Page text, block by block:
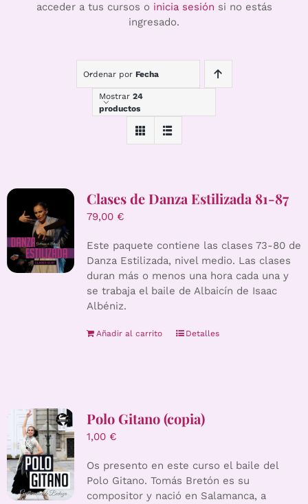
acceder a tus cursos o inicia sesión si no estás
ingresado.
Ordenar por Fecha
Mostrar 24
productos
Clases de Danza Estilizada 81-87
79,00 €
Este paquete contiene las clases 73-80 de
Danza Estilizada, nivel medio. Las clases
duran más o menos una hora cada una y
se trabaja el baile de Albaicín de Isaac
Albéniz.
Añadir al carrito Detalles
Polo Gitano (copia)
1,00 €
Os presento en este curso el baile del
Polo Gitano. Tomás Bretón es su
compositor y nació en Salamanca, a